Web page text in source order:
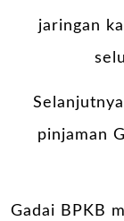
jaringan
pinjaman
Gadai BPKB